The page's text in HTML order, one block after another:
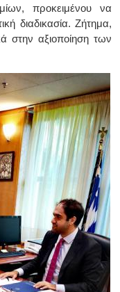
προκειμένου να
διαδικασία. Ζήτημα,
στην αξιοποίηση των